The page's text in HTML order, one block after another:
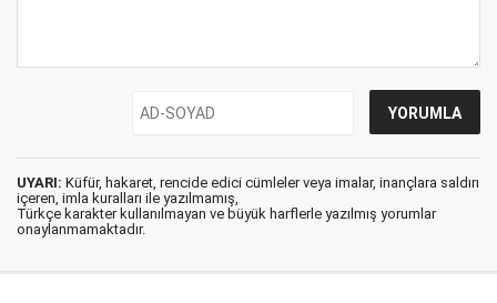
UYARI: Küfür, hakaret, rencide edici cümleler veya imalar, inançlara saldırı
içeren, imla kuralları ile yazılmamış,
Türkçe karakter kullanılmayan ve büyük harflerle yazılmış yorumlar
onaylanmamaktadır.